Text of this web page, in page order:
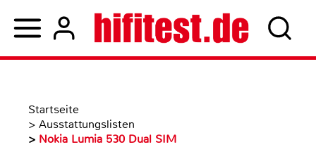
Startseite
> Ausstattungslisten
> Nokia Lumia 530 Dual SIM